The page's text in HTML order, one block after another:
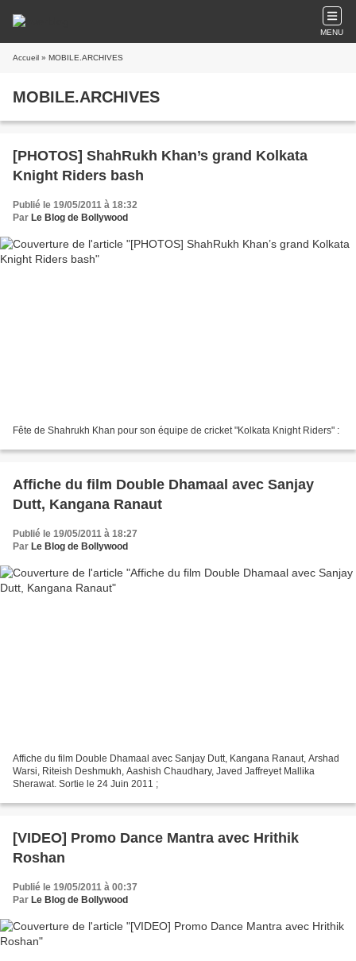
MENU
Accueil » MOBILE.ARCHIVES
MOBILE.ARCHIVES
[PHOTOS] ShahRukh Khan’s grand Kolkata
Knight Riders bash
Publié le 19/05/2011 à 18:32
Par Le Blog de Bollywood
Fête de Shahrukh Khan pour son équipe de cricket "Kolkata Knight Riders" :
Affiche du film Double Dhamaal avec Sanjay
Dutt, Kangana Ranaut
Publié le 19/05/2011 à 18:27
Par Le Blog de Bollywood
Affiche du film Double Dhamaal avec Sanjay Dutt, Kangana Ranaut, Arshad
Warsi, Riteish Deshmukh, Aashish Chaudhary, Javed Jaffreyet Mallika
Sherawat. Sortie le 24 Juin 2011 ;
[VIDEO] Promo Dance Mantra avec Hrithik
Roshan
Publié le 19/05/2011 à 00:37
Par Le Blog de Bollywood